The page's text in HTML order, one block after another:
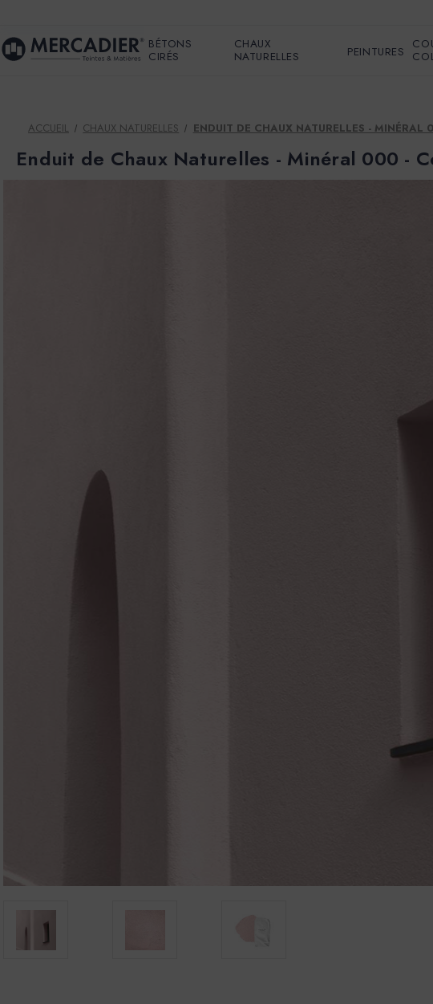
BÉTONS
CIRÉS
CHAUX
NATURELLES
PEINTURES
ACCUEIL CHAUX NATURELLES ENDUIT DE CHAUX NATURELLES - MINÉRAL
Enduit de Chaux Naturelles - Minéral 000 -